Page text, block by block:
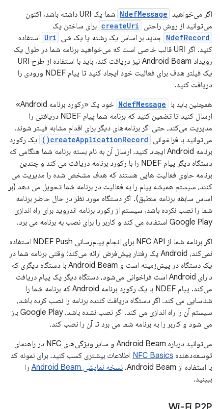
اگر می‌خواهید NdefMessage
شما یک URI داشته باشد، اکنون
می‌توانید از روش راحتی createUri برای ساختن یک
NdefRecord جدید بر اساس یک رشته یا یک شی Uri استفاده
کنید. اگر URI قالب خاصی است که می‌خواهید برنامه شما در طول یک
رویداد Android Beam نیز دریافت کند، باید با استفاده از طرح URI
یک فیلتر هدف برای فعالیت خود ایجاد کنید تا پیام NDEF ورودی را
دریافت کنید.
همچنین باید با NdefMessage
خود یک «رکورد برنامه Android»
ارسال کنید تا تضمین کنید که برنامه شما پیام NDEF دریافتی را
مدیریت می‌کند، حتی اگر برنامه‌های دیگر برای اقدام مشابه فیلتر شوند.
می‌توانید با فراخوانی createApplicationRecord()
یک رکورد
برنامه Android ایجاد کنید. ارسال آن به نام بسته برنامه شما هنگامی که
دستگاه دیگر پیام NDEF را با رکورد برنامه دریافت می کند و چندین
برنامه حاوی فعالیت هایی هستند که هدف مشخص شده را مدیریت می
کنند، سیستم همیشه پیام را به فعالیت در برنامه شما تحویل می دهد (بر
اساس سابقه برنامه منطبق). اگر دستگاه مورد نظر در حال حاضر برنامه
شما را نصب نکرده باشد، سیستم از رکورد برنامه اندروید برای راه اندازی
Google Play استفاده می کند و کاربر را برای نصب به برنامه می برد.
اگر برنامه شما از NFC API برای انجام پیام‌رسانی NDEF Push استفاده
نمی‌کند، Android یک رفتار پیش‌فرض ارائه می‌کند: وقتی برنامه شما در
یک دستگاه در پیش‌زمینه است و Android Beam با دستگاه دیگری که
دارای Android است فراخوانی می‌شود، دستگاه دیگر یک پیام دریافت
می‌کند. پیام NDEF با یک رکورد برنامه Android که برنامه شما را
شناسایی می کند. اگر دستگاه دریافت کننده برنامه را نصب کرده باشد،
سیستم آن را راه اندازی می کند. اگر نصب نشده باشد، Google Play باز
می شود و کاربر را به برنامه شما می برد تا آن را نصب کند.
می‌توانید درباره Android Beam و سایر ویژگی‌های NFC در راهنمای
توسعه‌دهنده NFC Basics اطلاعات بیشتری کسب کنید. برای نمونه کد
با استفاده از Android Beam،
نسخه نمایشی Android Beam
را
ببینید.